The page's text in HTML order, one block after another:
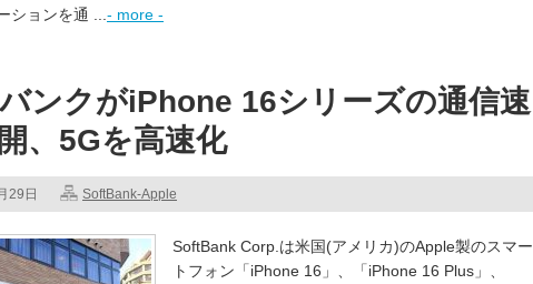
ションを通 ... - more -
ンクがiPhone 16シリーズの通信速
、5Gを高速化
29日 SoftBank-Apple
SoftBank Corp.は米国(アメリカ)のApple製のスマー
トフォン「iPhone 16」、「iPhone 16 Plus」、